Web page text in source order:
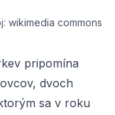
wikimedia commons
pripomína
dvoch
sa v roku